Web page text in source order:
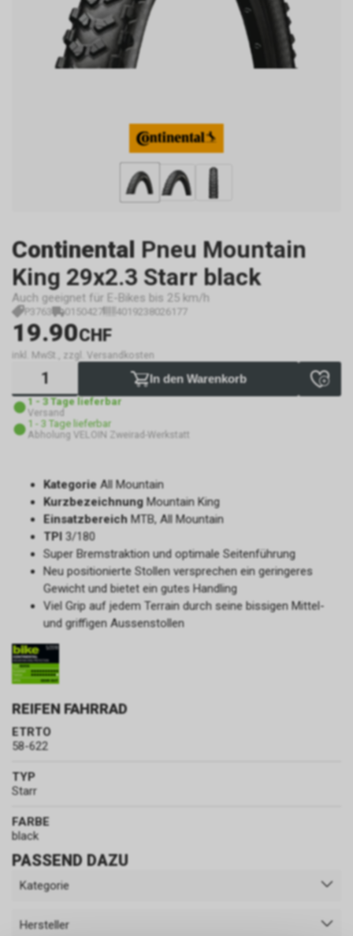
Continental Pneu Mountain
King 29x2.3 Starr black
Auch geeignet für E-Bikes bis 25 km/h
P3763 0150427 4019238026177
19.90CHF
inkl. MwSt., zzgl. Versandkosten
In den Warenkorb
1 - 3 Tage lieferbar
Versand
1 - 3 Tage lieferbar
Abholung VELOIN Zweirad-Werkstatt
Kategorie All Mountain
Kurzbezeichnung Mountain King
Einsatzbereich MTB, All Mountain
TPI 3/180
Super Bremstraktion und optimale Seitenführung
Neu positionierte Stollen versprechen ein geringeres
Gewicht und bietet ein gutes Handling
Viel Grip auf jedem Terrain durch seine bissigen Mittel-
und griffigen Aussenstollen
REIFEN FAHRRAD
ETRTO
58-622
TYP
Starr
FARBE
black
PASSEND DAZU
Kategorie
Hersteller